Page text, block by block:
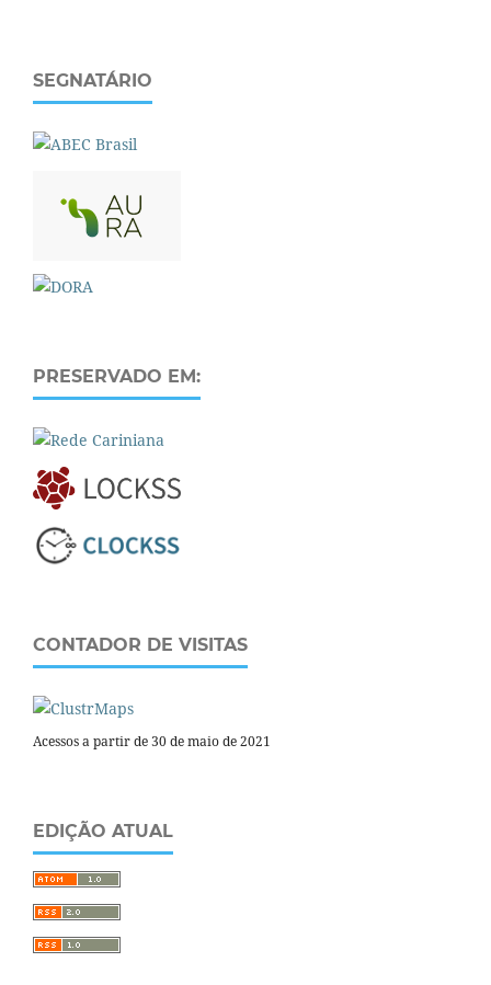
SEGNATÁRIO
PRESERVADO EM:
CONTADOR DE VISITAS
Acessos a partir de 30 de maio de 2021
EDIÇÃO ATUAL